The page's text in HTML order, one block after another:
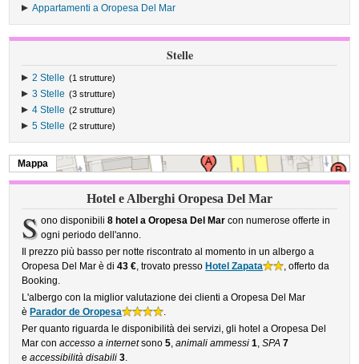
Appartamenti a Oropesa Del Mar
Stelle
2 Stelle (1 strutture)
3 Stelle (3 strutture)
4 Stelle (2 strutture)
5 Stelle (2 strutture)
Mappa
Hotel e Alberghi Oropesa Del Mar
S ono disponibili 8 hotel a Oropesa Del Marcon numerose offerte in
ogni periodo dell'anno.
Il prezzo più basso per notte riscontrato al momento in un albergo a
Oropesa Del Mar è di43 €, trovato presso Hotel Zapata
, offerto da
Booking.
L'albergo con la miglior valutazione dei clienti a Oropesa Del Mar
è Parador de Oropesa
.
Per quanto riguarda le disponibilità dei servizi, gli hotel a Oropesa Del
Mar conaccesso a internetsono5,animali ammessi 1,SPA 7
eaccessibilità disabili 3.